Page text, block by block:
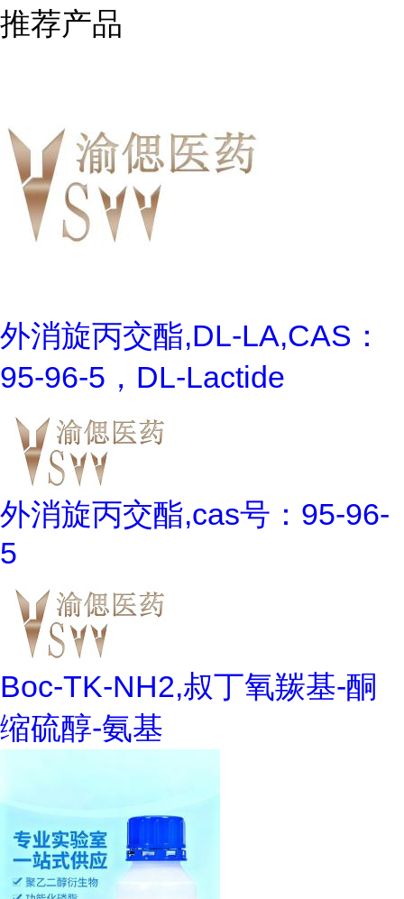
推荐产品
外消旋丙交酯,DL-LA,CAS：
95-96-5，DL-Lactide
外消旋丙交酯,cas号：95-96-
5
Boc-TK-NH2,叔丁氧羰基-酮
缩硫醇-氨基